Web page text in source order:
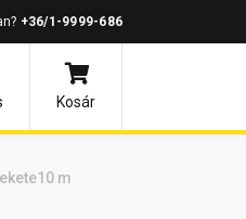
+36/1-9999-686
Kosár
m